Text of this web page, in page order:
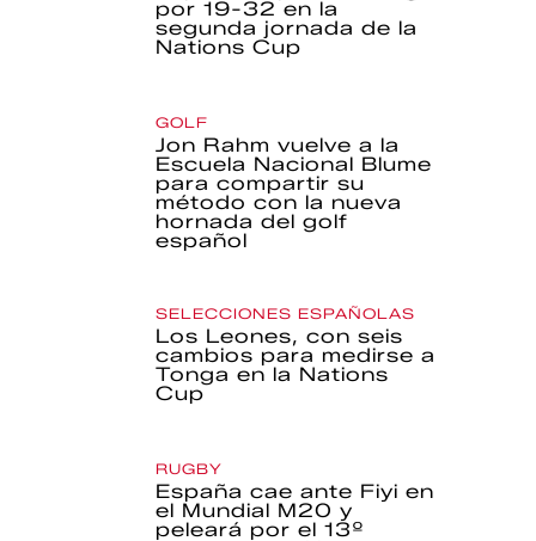
por 19-32 en la
segunda jornada de la
Nations Cup
GOLF
Jon Rahm vuelve a la
Escuela Nacional Blume
para compartir su
método con la nueva
hornada del golf
español
SELECCIONES ESPAÑOLAS
Los Leones, con seis
cambios para medirse a
Tonga en la Nations
Cup
RUGBY
España cae ante Fiyi en
el Mundial M20 y
peleará por el 13º